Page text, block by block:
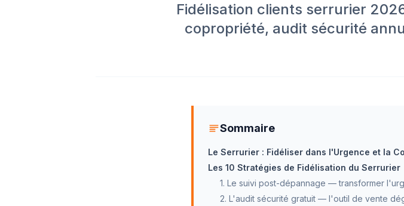
Fidélisation clients serrurier
copropriété, audit sécurité
Sommaire
Le Serrurier : Fidéliser dans l'Urgence et la
Les 10 Stratégies de Fidélisation du Serrurier
1. Le suivi post-dépannage — transformer
2. L'audit sécurité gratuit — l'outil de vente